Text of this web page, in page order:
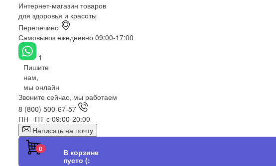
Интернет-магазин товаров
для здоровья и красоты
Перепечино
Самовывоз ежедневно 09:00-17:00
1
Пишите
нам,
мы онлайн
Звоните сейчас, мы работаем
8 (800) 500-67-57
ПН - ПТ с 09:00-20:00
Написать на почту
0
В корзине
пусто (: